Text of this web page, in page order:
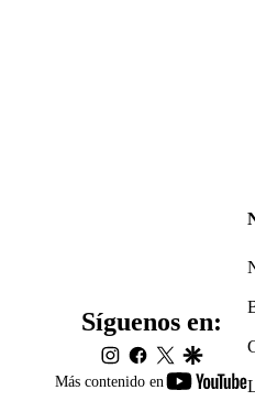
Más contenido en
Síguenos en:
instagram
facebook
twittergoogle